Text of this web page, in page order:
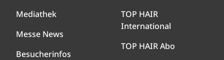
Mediathek
Messe News
Besucherinfos
TOP HAIR
International
TOP HAIR Abo